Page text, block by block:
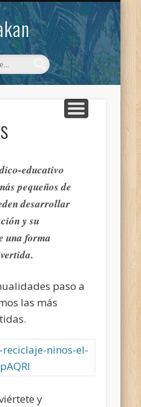
educativo
pequeños de
desarrollar
y su
una forma
paso a
las más
y